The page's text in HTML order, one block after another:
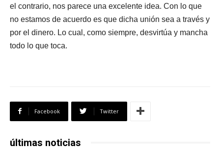
el contrario, nos parece una excelente idea. Con lo que
no estamos de acuerdo es que dicha unión sea a través y
por el dinero. Lo cual, como siempre, desvirtúa y mancha
todo lo que toca.
Facebook Twitter
últimas noticias